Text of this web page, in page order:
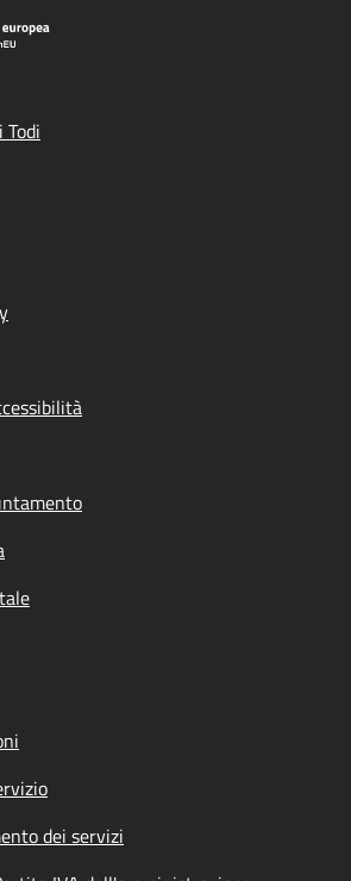
Todi
dei servizi